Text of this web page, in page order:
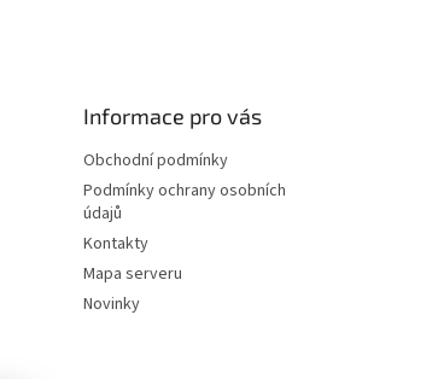
Informace pro vás
Obchodní podmínky
Podmínky ochrany osobních
údajů
Kontakty
Mapa serveru
Novinky